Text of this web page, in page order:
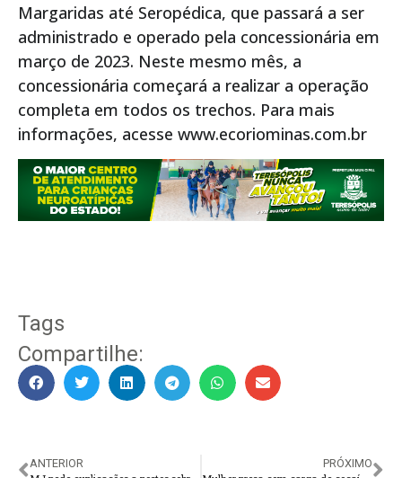
Margaridas até Seropédica, que passará a ser
administrado e operado pela concessionária em
março de 2023. Neste mesmo mês, a
concessionária começará a realizar a operação
completa em todos os trechos. Para mais
informações, acesse www.ecoriominas.com.br
Tags
Compartilhe:
ANTERIOR
PRÓXIMO